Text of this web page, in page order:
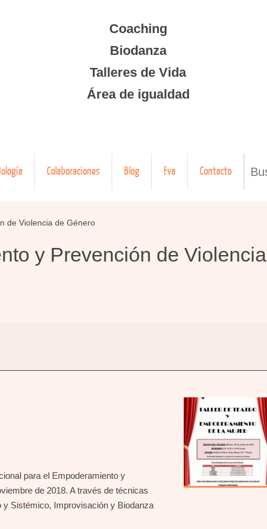
Coaching
Biodanza
Talleres de Vida
Área de igualdad
Colaboraciones Blog Eva Contacto
de Violencia de Género
y Prevención de Violencia
para el Empoderamiento y
de 2018. A través de técnicas
y Sistémico, Improvisación y Biodanza